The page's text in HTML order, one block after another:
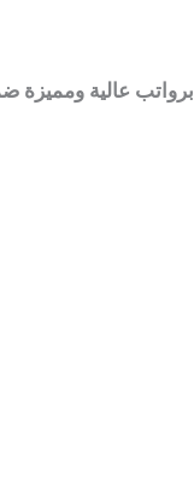
برواتب عالية ومميزة